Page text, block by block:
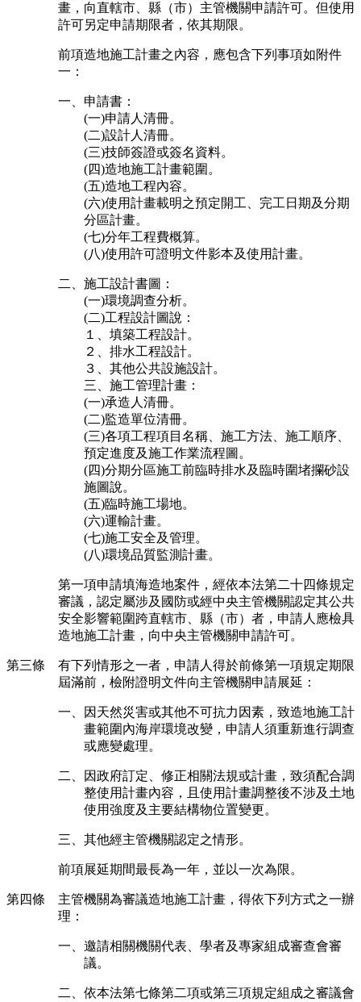
畫，向直轄市、縣（市）主管機關申請許可。但使用
許可另定申請期限者，依其期限。
前項造地施工計畫之內容，應包含下列事項如附件
一：
一、申請書：
(一)申請人清冊。
(二)設計人清冊。
(三)技師簽證或簽名資料。
(四)造地施工計畫範圍。
(五)造地工程內容。
(六)使用計畫載明之預定開工、完工日期及分期
分區計畫。
(七)分年工程費概算。
(八)使用許可證明文件影本及使用計畫。
二、施工設計書圖：
(一)環境調查分析。
(二)工程設計圖說：
１、填築工程設計。
２、排水工程設計。
３、其他公共設施設計。
三、施工管理計畫：
(一)承造人清冊。
(二)監造單位清冊。
(三)各項工程項目名稱、施工方法、施工順序、
預定進度及施工作業流程圖。
(四)分期分區施工前臨時排水及臨時圍堵攔砂設
施圖說。
(五)臨時施工場地。
(六)運輸計畫。
(七)施工安全及管理。
(八)環境品質監測計畫。
第一項申請填海造地案件，經依本法第二十四條規定
審議，認定屬涉及國防或經中央主管機關認定其公共
安全影響範圍跨直轄市、縣（市）者，申請人應檢具
造地施工計畫，向中央主管機關申請許可。
第三條 有下列情形之一者，申請人得於前條第一項規定期限
屆滿前，檢附證明文件向主管機關申請展延：
一、因天然災害或其他不可抗力因素，致造地施工計
畫範圍內海岸環境改變，申請人須重新進行調查
或應變處理。
二、因政府訂定、修正相關法規或計畫，致須配合調
整使用計畫內容，且使用計畫調整後不涉及土地
使用強度及主要結構物位置變更。
三、其他經主管機關認定之情形。
前項展延期間最長為一年，並以一次為限。
第四條 主管機關為審議造地施工計畫，得依下列方式之一辦
理：
一、邀請相關機關代表、學者及專家組成審查會審
議。
二、依本法第七條第二項或第三項規定組成之審議會